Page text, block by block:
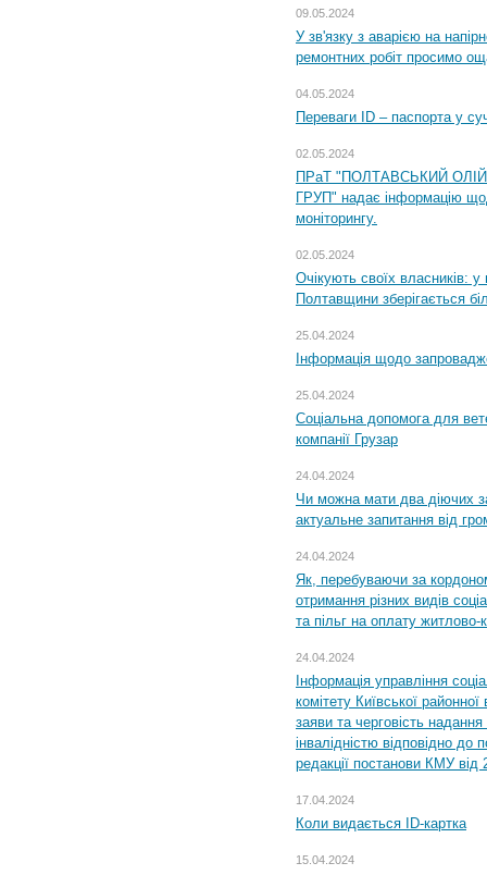
09.05.2024
У зв'язку з аварією на
ремонтних робіт просимо
04.05.2024
Переваги ID – паспорта у
02.05.2024
ПРаТ "ПОЛТАВСЬКИЙ
ГРУП" надає інформацію
моніторингу.
02.05.2024
Очікують своїх власників: у
Полтавщини зберігається
25.04.2024
Інформація щодо
25.04.2024
Соціальна допомога для
компанії Грузар
24.04.2024
Чи можна мати два діючих
актуальне запитання від
24.04.2024
Як, перебуваючи за
отримання різних видів
та пільг на оплату
24.04.2024
Інформація управління
комітету Київської
заяви та черговість надання
інвалідністю відповідно
редакції постанови КМУ
17.04.2024
Коли видається ID-картка
15.04.2024